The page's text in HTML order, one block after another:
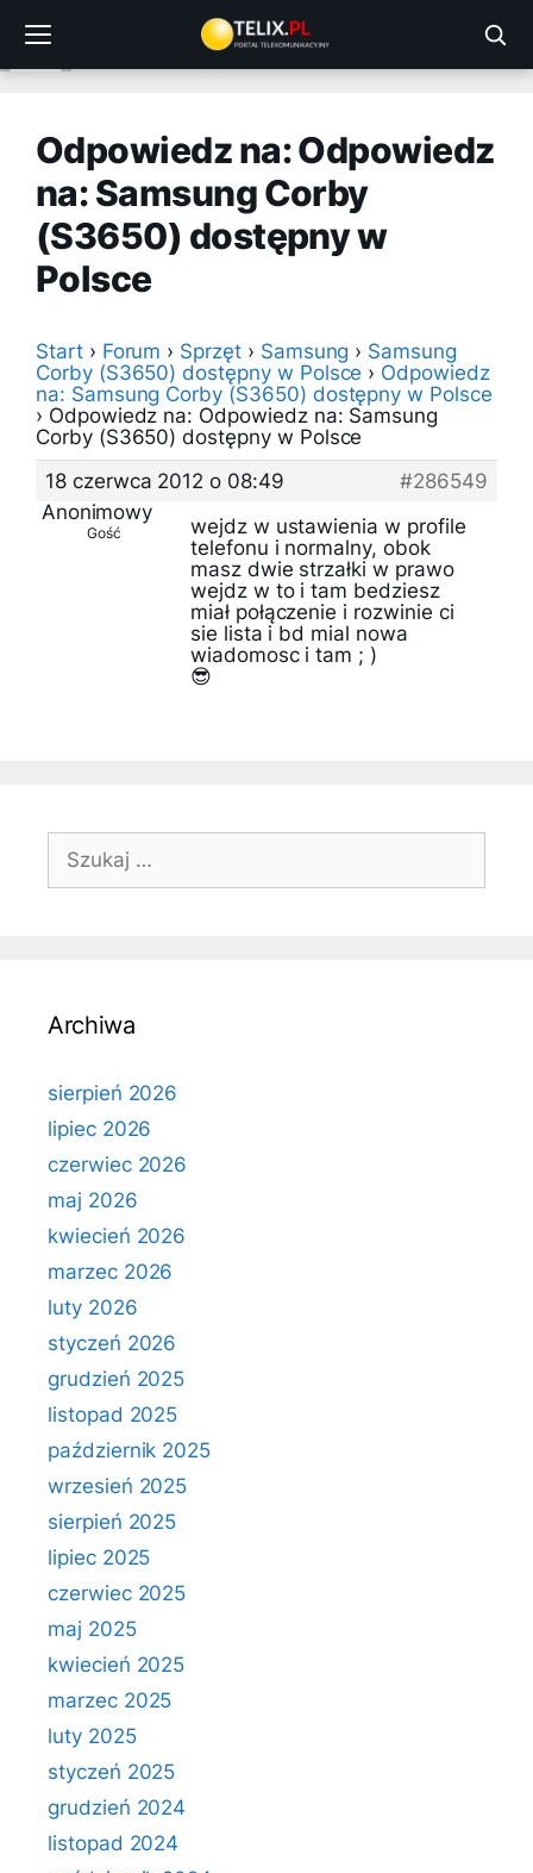
treści
Odpowiedz na: Odpowiedz
na: Samsung Corby
(S3650) dostępny w
Polsce
Start › Forum › Sprzęt › Samsung › Samsung
Corby (S3650) dostępny w Polsce › Odpowiedz
na: Samsung Corby (S3650) dostępny w Polsce
› Odpowiedz na: Odpowiedz na: Samsung
Corby (S3650) dostępny w Polsce
18 czerwca 2012 o 08:49
#286549
Anonimowy
Gość
wejdz w ustawienia w profile
telefonu i normalny, obok
masz dwie strzałki w prawo
wejdz w to i tam bedziesz
miał połączenie i rozwinie ci
sie lista i bd mial nowa
wiadomosc i tam ; )
😎
Szukaj:
Archiwa
sierpień 2026
lipiec 2026
czerwiec 2026
maj 2026
kwiecień 2026
marzec 2026
luty 2026
styczeń 2026
grudzień 2025
listopad 2025
październik 2025
wrzesień 2025
sierpień 2025
lipiec 2025
czerwiec 2025
maj 2025
kwiecień 2025
marzec 2025
luty 2025
styczeń 2025
grudzień 2024
listopad 2024